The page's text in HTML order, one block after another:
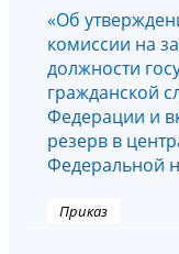
«Об
комиссии на
должности
гражданской
Федерации и
резерв в
Федеральной
Приказ